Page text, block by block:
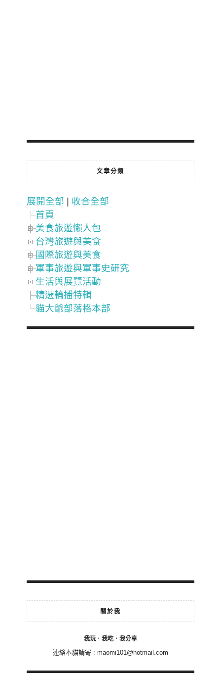
文章分類
展開全部
收合全部
首頁
美食旅遊懶人包
台灣旅遊與美食
國際旅遊與美食
軍事旅遊與軍事史研究
生活與展覽活動
精選輪播特輯
貓大爺部落格本部
關於我
我玩．我吃．我分享
連絡本貓請寄 : maomi101@hotmail.com